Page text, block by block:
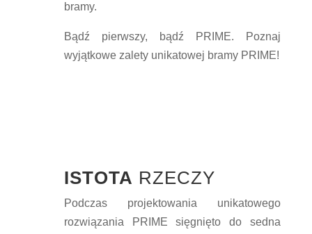
bramy.
Bądź pierwszy, bądź PRIME. Poznaj
wyjątkowe zalety unikatowej bramy PRIME!
ISTOTA RZECZY
Podczas projektowania unikatowego
rozwiązania PRIME sięgnięto do sedna